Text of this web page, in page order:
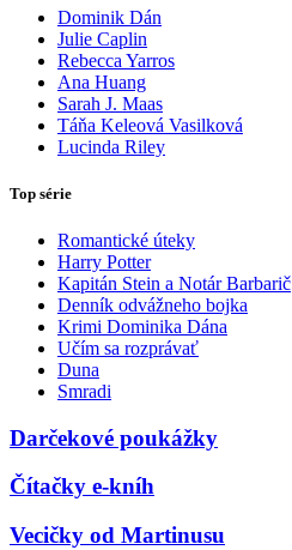
Dominik Dán
Julie Caplin
Rebecca Yarros
Ana Huang
Sarah J. Maas
Táňa Keleová Vasilková
Lucinda Riley
Top série
Romantické úteky
Harry Potter
Kapitán Stein a Notár Barbarič
Denník odvážneho bojka
Krimi Dominika Dána
Učím sa rozprávať
Duna
Smradi
Darčekové poukážky
Čítačky e-kníh
Vecičky od Martinusu